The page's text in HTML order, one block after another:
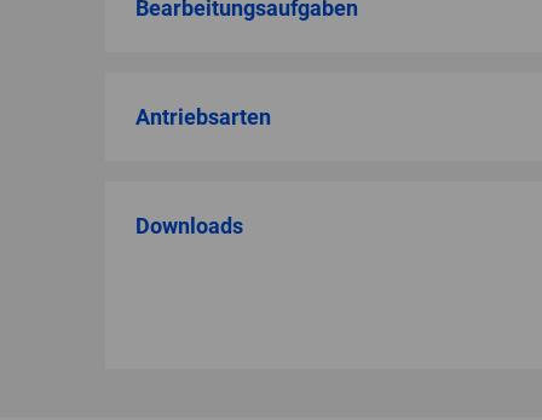
Bearbeitungsaufgaben
Antriebsarten
Downloads